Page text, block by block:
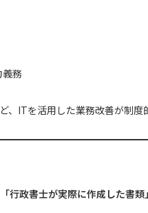
務
ITを活用した業務改善が制度
「行政書士が実際に作成した書